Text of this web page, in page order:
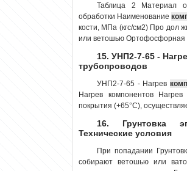
Таблица 2 Материал
обработки Наименование
кости, МПа (кгс/см2) Про дол
или ветошью Ортофосфорная
15. УНП2-7-65 -
трубопроводов
УНП2-7-65 - Нагрев
Нагрев компонентов
покрытия (+65°С),
16. Грунтовка
Технические условия
При попадании
собирают ветошью или